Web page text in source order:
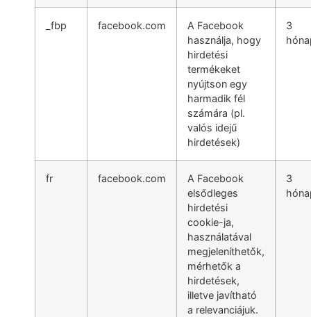
_fbp facebook.com
A Facebook
használja, hogy
hirdetési
termékeket
nyújtson egy
harmadik fél
számára (pl.
valós idejű
hirdetések)
3
fr facebook.com
A Facebook
elsődleges
hirdetési
cookie-ja,
használatával
megjeleníthetők,
mérhetők a
hirdetések,
illetve javítható
a relevanciájuk.
3